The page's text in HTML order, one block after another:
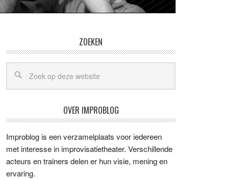
ZOEKEN
OVER IMPROBLOG
Improblog is een verzamelplaats voor iedereen
met interesse in improvisatietheater. Verschillende
acteurs en trainers delen er hun visie, mening en
ervaring.